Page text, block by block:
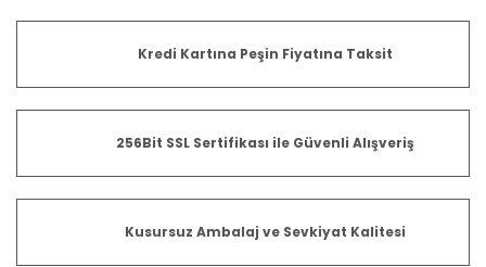
Kredi Kartına Peşin Fiyatına Taksit
256Bit SSL Sertifikası ile Güvenli Alışveriş
Kusursuz Ambalaj ve Sevkiyat Kalitesi